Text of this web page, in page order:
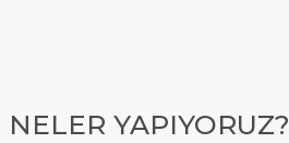
NELER YAPIYORUZ?